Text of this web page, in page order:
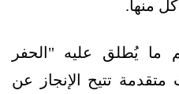
منها.
ما يُطلق عليه "الحفر
متقدمة تتيح الإنجاز عن